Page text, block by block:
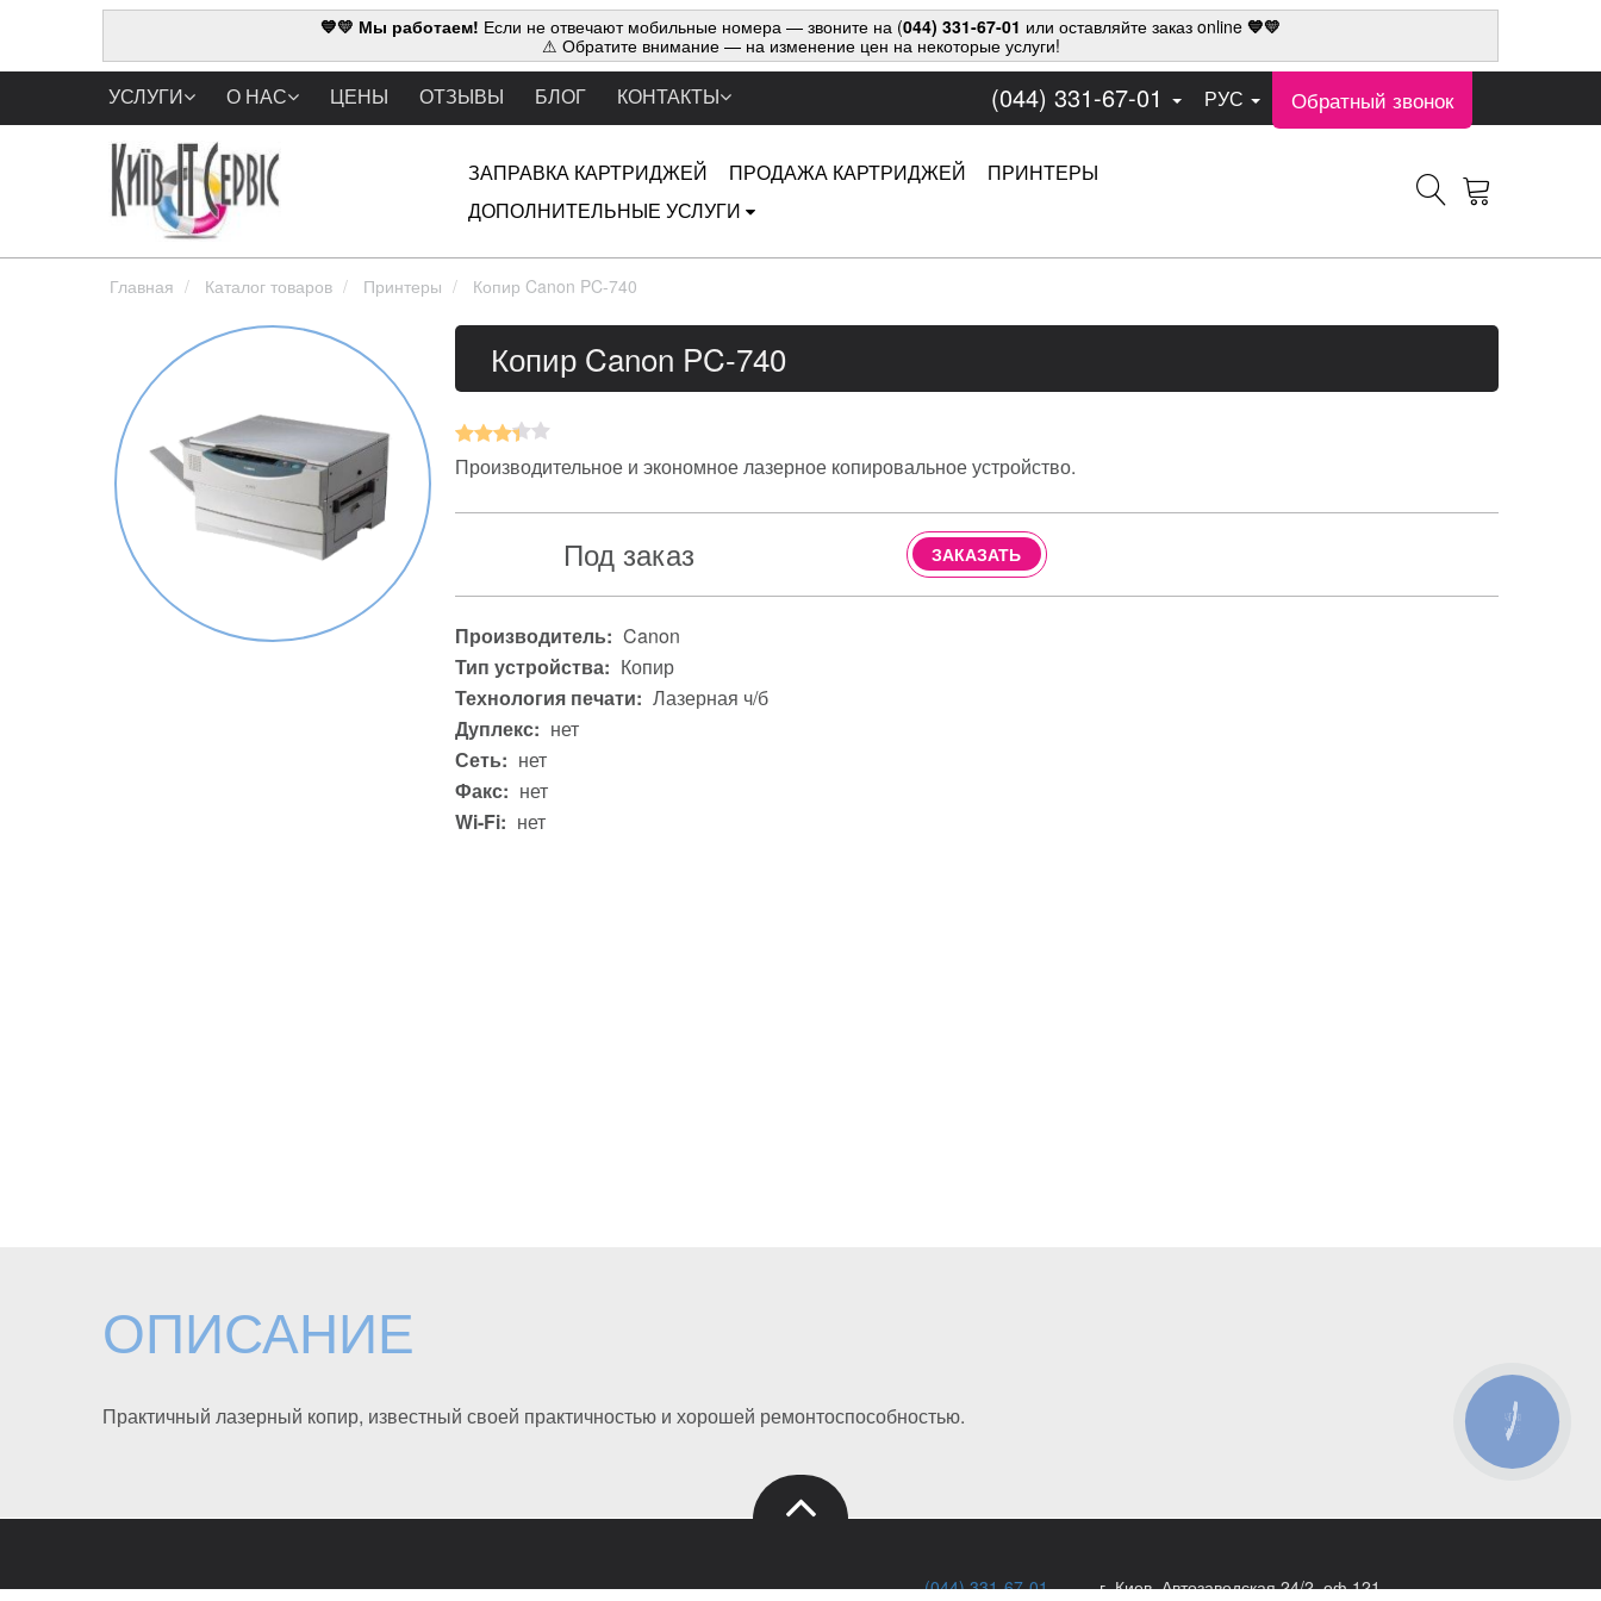
💙💛 Мы работаем! Если не отвечают мобильные номера — звоните на (044) 331-67-01 или оставляйте заказ online 💙💛
⚠ Обратите внимание — на изменение цен на некоторые услуги!
УСЛУГИ О НАС ЦЕНЫ ОТЗЫВЫ БЛОГ КОНТАКТЫ (044) 331-67-01 РУС Обратный звонок
ЗАПРАВКА КАРТРИДЖЕЙ ПРОДАЖА КАРТРИДЖЕЙ
ПРИНТЕРЫ
ДОПОЛНИТЕЛЬНЫЕ УСЛУГИ
Главная Каталог товаров Принтеры Копир Canon PC-740
Копир Canon PC-740
Производительное и экономное лазерное копировальное устройство.
Под заказ ЗАКАЗАТЬ
Производитель: Canon
Тип устройства: Копир
Технология печати: Лазерная ч/б
Дуплекс: нет
Сеть: нет
Факс: нет
Wi-Fi: нет
ОПИСАНИЕ
Практичный лазерный копир, известный своей практичностью и хорошей ремонтоспособностью.
(044) 331-67-01
г. Киев, Автозаводская 24/2, оф 121
КНОПКА
ЗВ'ЯЗКУ